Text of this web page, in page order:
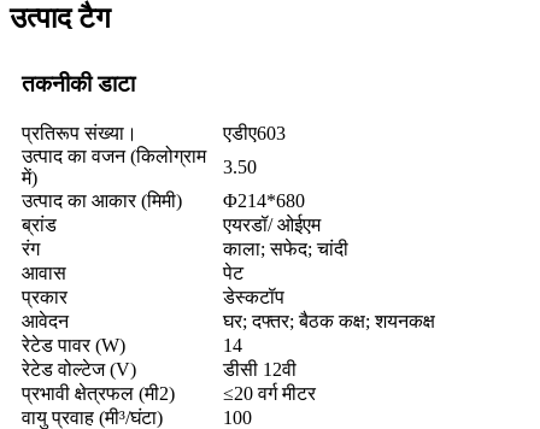
उत्पाद टैग
तकनीकी डाटा
प्रतिरूप संख्या।
एडीए603
उत्पाद का वजन (किलोग्राम
में)
3.50
उत्पाद का आकार (मिमी)
Φ214*680
ब्रांड
एयरडॉ/ ओईएम
रंग
काला; सफेद; चांदी
आवास
पेट
प्रकार
डेस्कटॉप
आवेदन
घर; दफ्तर; बैठक कक्ष; शयनकक्ष
रेटेड पावर (W)
14
रेटेड वोल्टेज (V)
डीसी 12वी
प्रभावी क्षेत्रफल (मी2)
≤20 वर्ग मीटर
वायु प्रवाह (मी³/घंटा)
100